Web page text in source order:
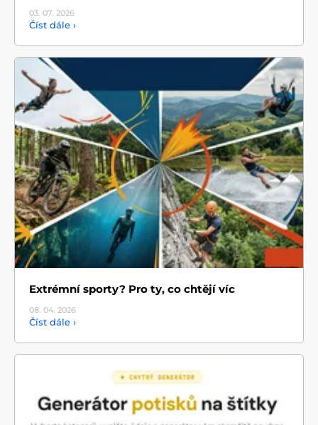
03. 07. 2026
Číst dále ›
Extrémní sporty? Pro ty, co chtějí víc
08. 04. 2026
Číst dále ›